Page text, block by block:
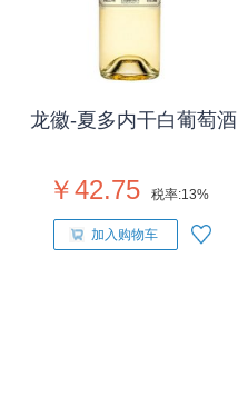
龙徽-夏多内干白葡萄酒
￥42.75 税率:13%
加入购物车